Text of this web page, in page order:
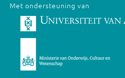
Met ondersteuning van